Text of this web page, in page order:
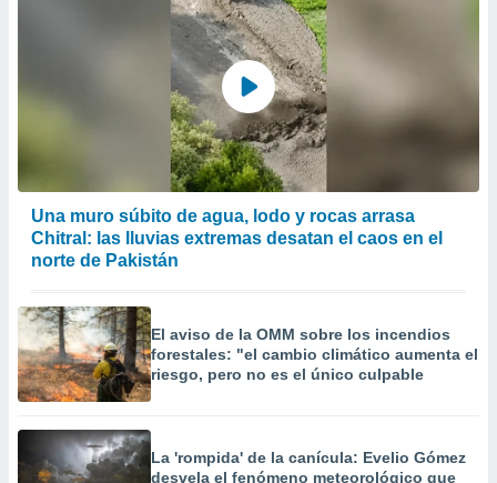
Una muro súbito de agua, lodo y rocas arrasa
Chitral: las lluvias extremas desatan el caos en el
norte de Pakistán
El aviso de la OMM sobre los incendios
forestales: "el cambio climático aumenta el
riesgo, pero no es el único culpable
La 'rompida' de la canícula: Evelio Gómez
desvela el fenómeno meteorológico que